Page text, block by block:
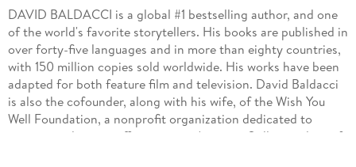
DAVID BALDACCI is a global #1 bestselling author, and one
of the world's favorite storytellers. His books are published in
over forty-five languages and in more than eighty countries,
with 150 million copies sold worldwide. His works have been
adapted for both feature film and television. David Baldacci
is also the cofounder, along with his wife, of the Wish You
Well Foundation, a nonprofit organization dedicated to
supporting literacy efforts across America. Still a resident of